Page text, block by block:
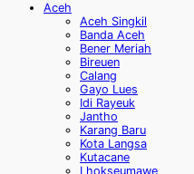
Aceh
Aceh Singkil
Banda Aceh
Bener Meriah
Bireuen
Calang
Gayo Lues
Idi Rayeuk
Jantho
Karang Baru
Kota Langsa
Kutacane
Lhokseumawe